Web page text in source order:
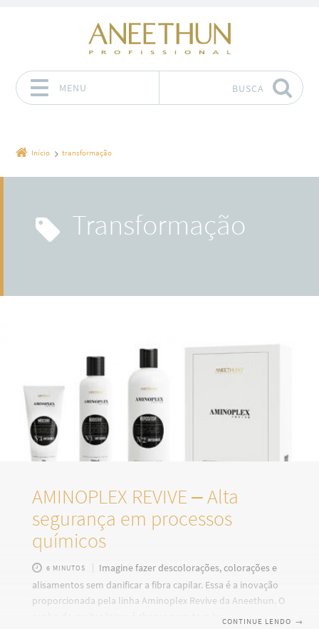
MENU BUSCA
Início transformação
transformação
AMINOPLEX REVIVE – Alta
segurança em processos
químicos
6 MINUTOS
Imagine fazer descolorações, colorações e
alisamentos sem danificar a fibra capilar. Essa é a inovação
proporcionada pela linha Aminoplex Revive da Aneethun. O
sonho de muitas loiras é chegar a um tom bem claro, sem
CONTINUE LENDO →